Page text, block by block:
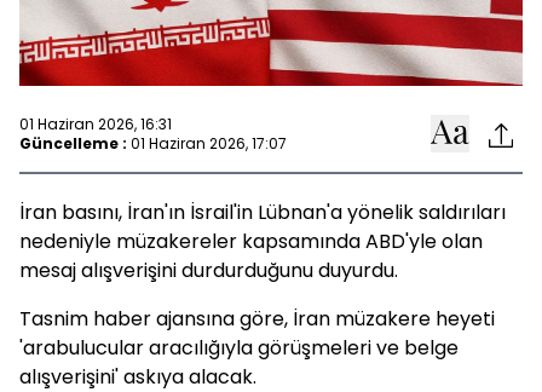
01 Haziran 2026, 16:31
Güncelleme : 01 Haziran 2026, 17:07
İran basını, İran'ın İsrail'in Lübnan'a yönelik saldırıları
nedeniyle müzakereler kapsamında ABD'yle olan
mesaj alışverişini durdurduğunu duyurdu.
Tasnim haber ajansına göre, İran müzakere heyeti
'arabulucular aracılığıyla görüşmeleri ve belge
alışverişini' askıya alacak.